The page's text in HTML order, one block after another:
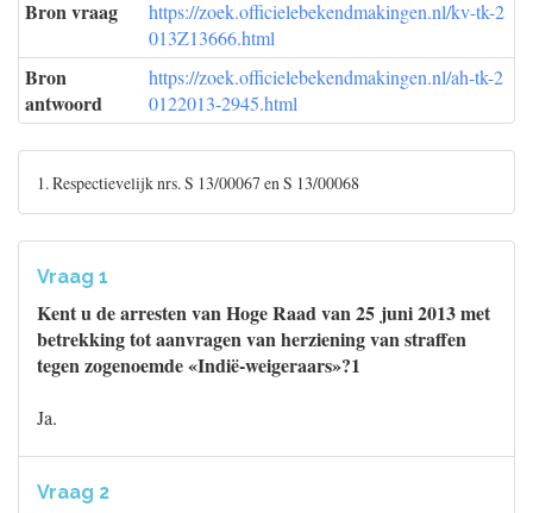
Bron vraag
https://zoek.officielebekendmakingen.nl/kv-tk-2
013Z13666.html
Bron
antwoord
https://zoek.officielebekendmakingen.nl/ah-tk-2
0122013-2945.html
1. Respectievelijk nrs. S 13/00067 en S 13/00068
Vraag 1
Kent u de arresten van Hoge Raad van 25 juni 2013 met
betrekking tot aanvragen van herziening van straffen
tegen zogenoemde «Indië-weigeraars»?1
Ja.
Vraag 2